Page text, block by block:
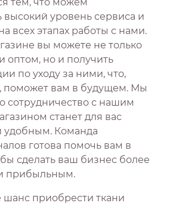
высокий уровень сервиса и
всех этапах работы с нами.
вы можете не только
оптом, но и получить
по уходу за ними, что,
поможет вам в будущем. Мы
сотрудничество с нашим
станет для вас
удобным. Команда
готова помочь вам в
сделать ваш бизнес более
прибыльным.
шанс приобрести ткани